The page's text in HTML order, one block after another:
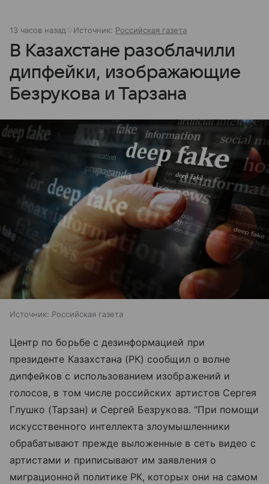
13 часов назад Источник: Российская газета
В Казахстане разоблачили
дипфейки, изображающие
Безрукова и Тарзана
Источник: Российская газета
Центр по борьбе с дезинформацией при
президенте Казахстана (РК) сообщил о волне
дипфейков с использованием изображений и
голосов, в том числе российских артистов Сергея
Глушко (Тарзан) и Сергей Безрукова. "При помощи
искусственного интеллекта злоумышленники
обрабатывают прежде выложенные в сеть видео с
артистами и приписывают им заявления о
миграционной политике РК, которых они на самом